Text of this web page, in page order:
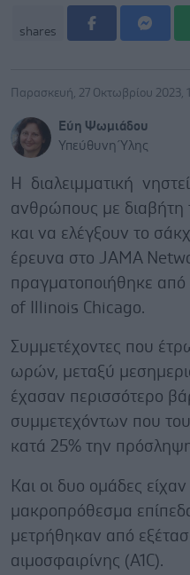
shares
Παρασκευή, 27 Οκτωβρίου 2023,
Εύη Ψωμιάδου
Υπεύθυνη Ύλης
Η διαλειμματική
ανθρώπους με
και να ελέγξουν το
έρευνα στο JAMA
πραγματοποιήθηκε
of Illinois Chicago.
Συμμετέχοντες που
ωρών, μεταξύ
έχασαν περισσότερο
συμμετεχόντων που
κατά 25% την
Και οι δυο ομάδες
μακροπρόθεσμα
μετρήθηκαν από
αιμοσφαιρίνης (A1C).